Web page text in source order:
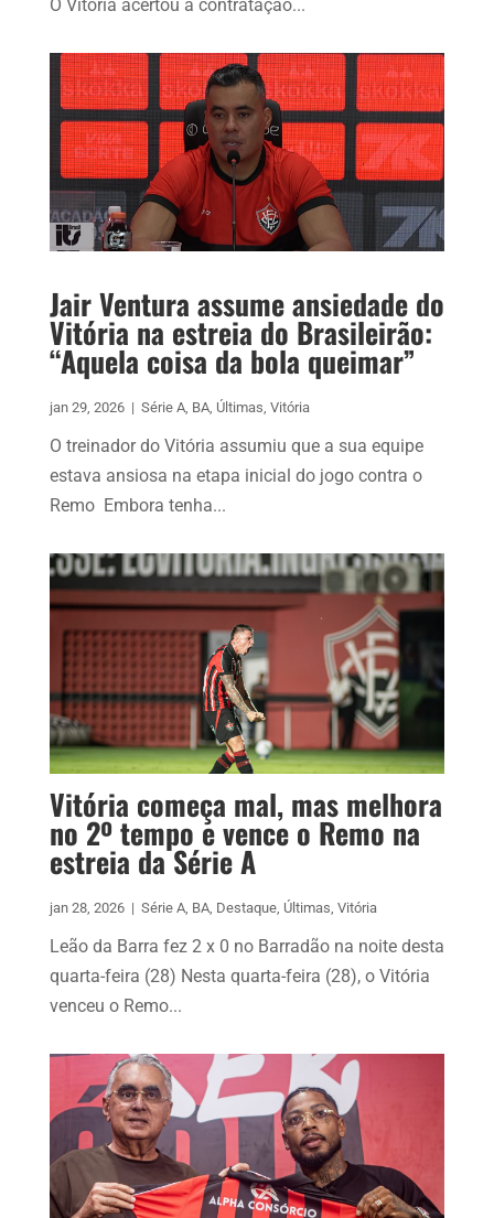
O Vitória acertou a contratação...
Jair Ventura assume ansiedade do
Vitória na estreia do Brasileirão:
“Aquela coisa da bola queimar”
jan 29, 2026 | Série A, BA, Últimas, Vitória
O treinador do Vitória assumiu que a sua equipe
estava ansiosa na etapa inicial do jogo contra o
Remo Embora tenha...
Vitória começa mal, mas melhora
no 2º tempo e vence o Remo na
estreia da Série A
jan 28, 2026 | Série A, BA, Destaque, Últimas, Vitória
Leão da Barra fez 2 x 0 no Barradão na noite desta
quarta-feira (28) Nesta quarta-feira (28), o Vitória
venceu o Remo...